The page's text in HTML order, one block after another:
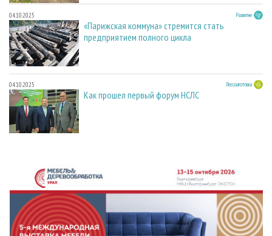
04.10.2025 Развитие
«Парижская коммуна» стремится стать
предприятием полного цикла
04.10.2025 Лесозаготовка
Как прошел первый форум НСЛС